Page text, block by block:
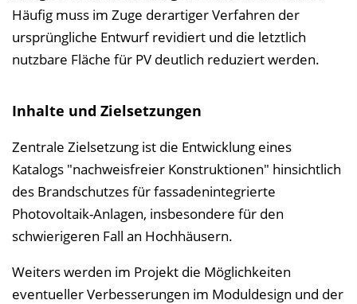
Häufig muss im Zuge derartiger Verfahren der
ursprüngliche Entwurf revidiert und die letztlich
nutzbare Fläche für PV deutlich reduziert werden.
Inhalte und Zielsetzungen
Zentrale Zielsetzung ist die Entwicklung eines
Katalogs "nachweisfreier Konstruktionen" hinsichtlich
des Brandschutzes für fassaden­integrierte
Photovoltaik-Anlagen, insbesondere für den
schwierigeren Fall an Hochhäusern.
Weiters werden im Projekt die Möglichkeiten
eventueller Verbesserungen im Moduldesign und der